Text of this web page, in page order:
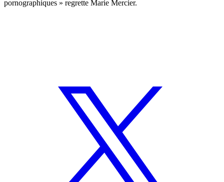
pornographiques » regrette Marie Mercier.